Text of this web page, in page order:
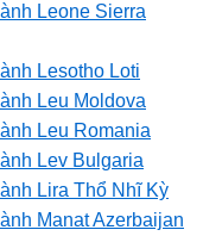
Leone Sierra
Lesotho Loti
Leu Moldova
Leu Romania
Lev Bulgaria
Lira Thổ Nhĩ Kỳ
Manat Azerbaijan